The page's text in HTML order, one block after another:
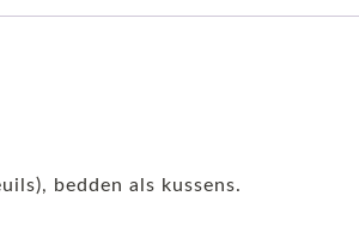
bedden als kussens.